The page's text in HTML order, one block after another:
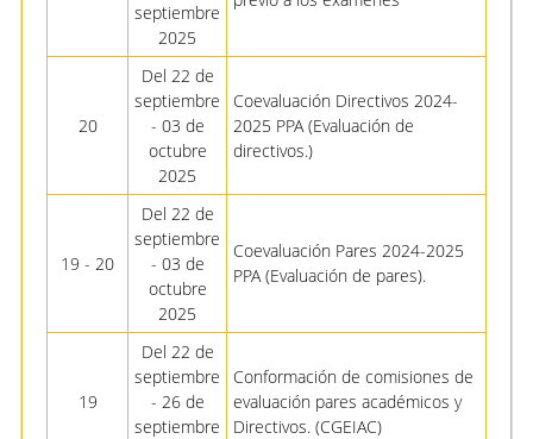
septiembre
2025
20
Del 22 de
septiembre
- 03 de
octubre
2025
Coevaluación Directivos 2024-
2025 PPA (Evaluación de
directivos.)
19 - 20
Del 22 de
septiembre
- 03 de
octubre
2025
Coevaluación Pares 2024-2025
PPA (Evaluación de pares).
19
Del 22 de
septiembre
- 26 de
septiembre
Conformación de comisiones de
evaluación pares académicos y
Directivos. (CGEIAC)